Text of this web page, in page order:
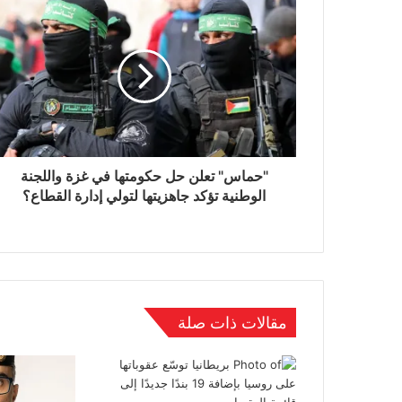
"حماس" تعلن حل حكومتها في غزة واللجنة
الوطنية تؤكد جاهزيتها لتولي إدارة القطاع؟
مقالات ذات صلة